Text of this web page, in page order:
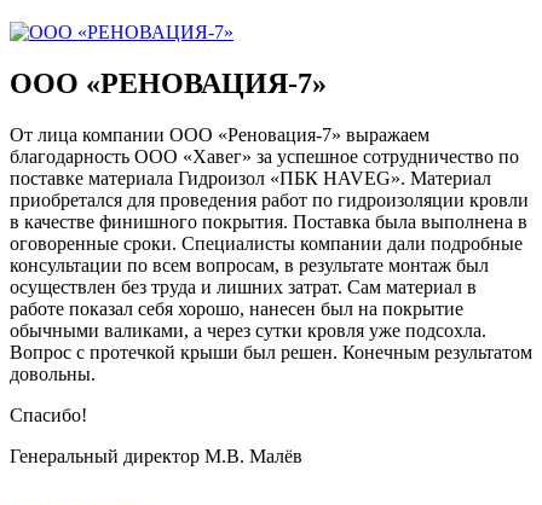
ООО «РЕНОВАЦИЯ-7»
От лица компании ООО «Реновация-7» выражаем
благодарность ООО «Хавег» за успешное сотрудничество по
поставке материала Гидроизол «ПБК HAVEG». Материал
приобретался для проведения работ по гидроизоляции кровли
в качестве финишного покрытия. Поставка была выполнена в
оговоренные сроки. Специалисты компании дали подробные
консультации по всем вопросам, в результате монтаж был
осуществлен без труда и лишних затрат. Сам материал в
работе показал себя хорошо, нанесен был на покрытие
обычными валиками, а через сутки кровля уже подсохла.
Вопрос с протечкой крыши был решен. Конечным результатом
довольны.
Спасибо!
Генеральный директор М.В. Малёв